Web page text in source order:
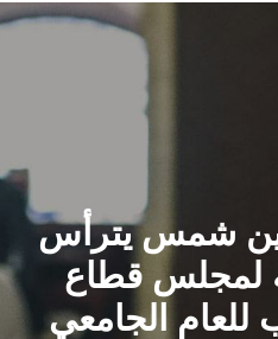
القطاعـات
الشئون الأكاديمية
البحث العلمي
شمس يترأس
لمجلس قطاع
للعام الجامعي